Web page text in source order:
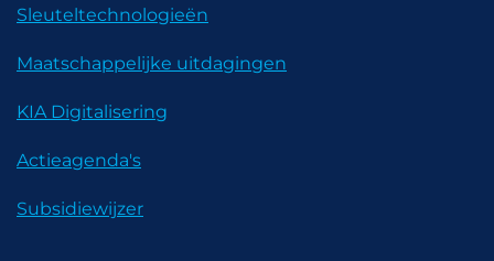
Sleuteltechnologieën
Maatschappelijke uitdagingen
KIA Digitalisering
Actieagenda's
Subsidiewijzer